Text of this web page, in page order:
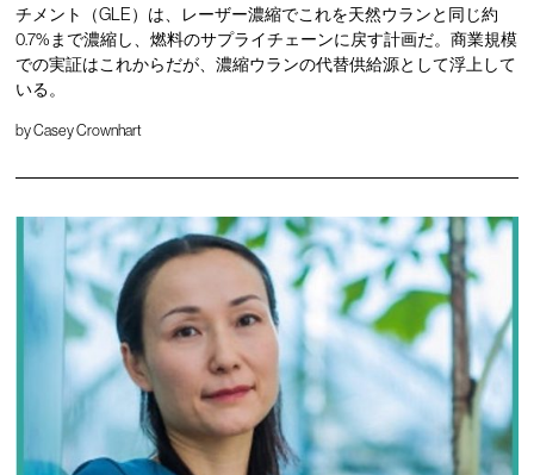
チメント（GLE）は、レーザー濃縮でこれを天然ウランと同じ約
0.7%まで濃縮し、燃料のサプライチェーンに戻す計画だ。商業規模
での実証はこれからだが、濃縮ウランの代替供給源として浮上して
いる。
byCasey Crownhart